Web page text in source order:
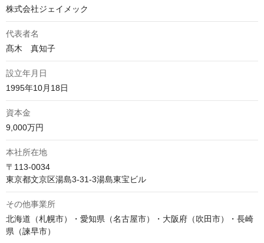
株式会社ジェイメック
代表者名
髙木　真知子
設立年月日
1995年10月18日
資本金
9,000万円
本社所在地
〒113-0034
東京都文京区湯島3-31-3湯島東宝ビル
その他事業所
北海道（札幌市）・愛知県（名古屋市）・大阪府（吹田市）・長崎
県（諫早市）